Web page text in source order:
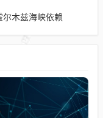
木兹海峡依赖